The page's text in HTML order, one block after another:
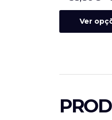
Ver